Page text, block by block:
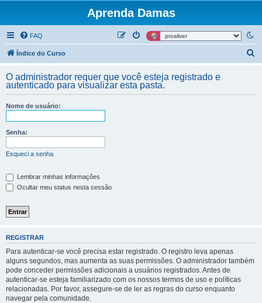
Aprenda Damas
FAQ
Índice do Curso
q
O administrador requer que você esteja registrado e
autenticado para visualizar esta pasta.
Nome de usuário:
Senha:
Esqueci a senha
Lembrar minhas informações
Ocultar meu status nesta sessão
REGISTRAR
Para autenticar-se você precisa estar registrado. O registro leva apenas
alguns segundos, mas aumenta as suas permissões. O administrador também
pode conceder permissões adicionais a usuários registrados. Antes de
autenticar-se esteja familiarizado com os nossos termos de uso e políticas
relacionadas. Por favor, assegure-se de ler as regras do curso enquanto
navegar pela comunidade.